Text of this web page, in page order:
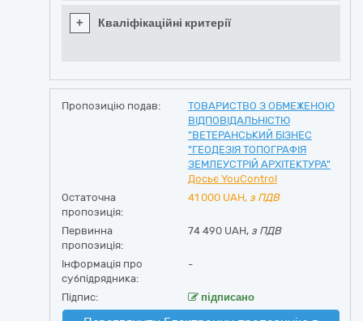
+ Кваліфікаційні критерії
Пропозицію подав:
ТОВАРИСТВО З ОБМЕЖЕНОЮ
ВІДПОВІДАЛЬНІСТЮ
"ВЕТЕРАНСЬКИЙ БІЗНЕС
"ГЕОДЕЗІЯ ТОПОГРАФІЯ
ЗЕМЛЕУСТРІЙ АРХІТЕКТУРА"
Досьє YouControl
Остаточна
пропозиція:
41 000 UAH, з ПДВ
Первинна
пропозиція:
74 490 UAH, з ПДВ
Інформація про
субпідрядника:
-
Підпис: підписано